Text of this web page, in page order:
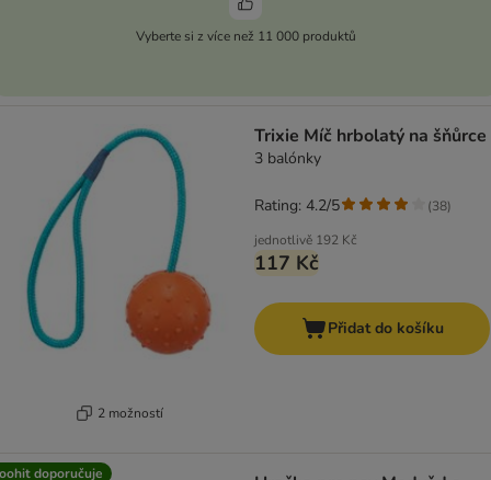
Vyberte si z více než 11 000 produktů
2 možností
Trixie Míč hrbolatý na šňůrce
3 balónky
jednotlivě 192 Kč
117 Kč
Rating: 4.2/5 (38)
Přidat do košíku
doporučuje